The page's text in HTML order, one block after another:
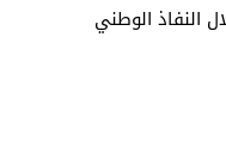
النفاذ الوطني